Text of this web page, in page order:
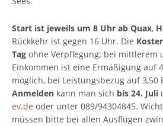
Start ist jeweils um 8 Uhr ab Quax,
Rückkehr ist gegen 16 Uhr. Die
Tag ohne Verpflegung; bei mittlerem
Einkommen ist eine Ermäßigung auf
möglich, bei Leistungsbezug auf 3,50
Anmelden kann man sich bis 24. Juli
ev.de oder unter 089/94304845.
müssen bitte bei allen Ausflügen